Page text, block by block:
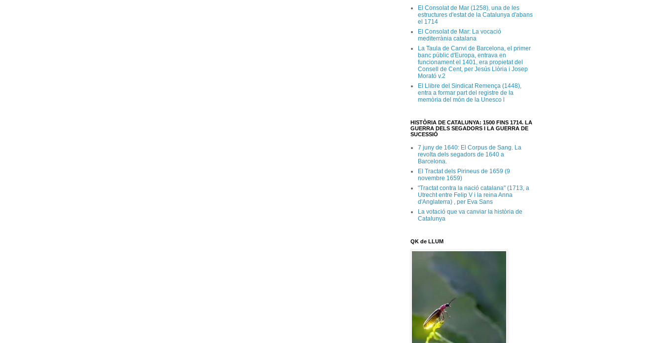
El Consolat de Mar (1258), una de les
estructures d'estat de la Catalunya d'abans
el 1714
El Consolat de Mar: La vocació
mediterrània catalana
La Taula de Canvi de Barcelona, el primer
banc públic d'Europa, entrava en
funcionament el 1401, era propietat del
Consell de Cent, per Jesús Llòria i Josep
Morató v.2
El Llibre del Sindicat Remença (1448),
entra a formar part del registre de la
memòria del món de la Unesco l
HISTÒRIA DE CATALUNYA: 1500 FINS 1714. LA
GUERRA DELS SEGADORS I LA GUERRA DE
SUCESSIÓ
7 juny de 1640: El Corpus de Sang. La
revolta dels segadors de 1640 a
Barcelona.
El Tractat dels Pirineus de 1659 (9
novembre 1659)
"Tractat contra la nació catalana" (1713, a
Utrecht entre Felip V i la reina Anna
d'Anglaterra) , per Eva Sans
La votació que va canviar la història de
Catalunya
QK de LLUM